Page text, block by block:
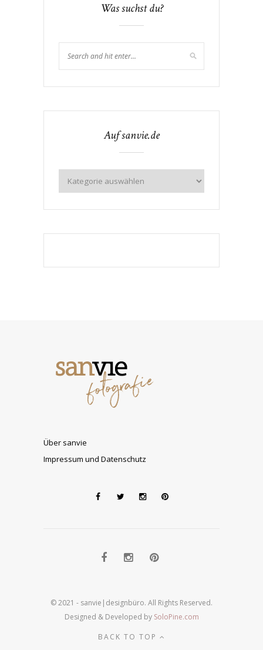
Was suchst du?
Auf sanvie.de
Über sanvie
Impressum und Datenschutz
© 2021 - sanvie|designbüro. All Rights Reserved.
Designed & Developed by SoloPine.com
BACK TO TOP